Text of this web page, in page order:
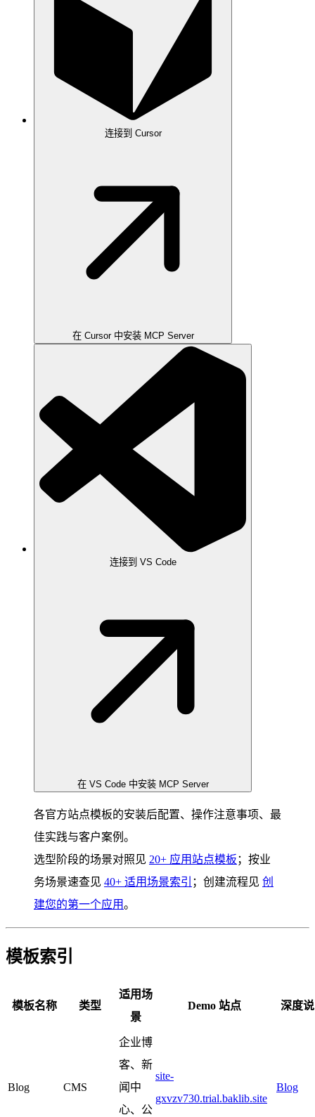
连接到 Cursor
在 Cursor 中安装 MCP Server
连接到 VS Code
在 VS Code 中安装 MCP Server
各官方站点模板的安装后配置、操作注意事项、最
佳实践与客户案例。
选型阶段的场景对照见 20+ 应用站点模板 ；按业
务场景速查见 40+ 适用场景索引 ；创建流程见 创
建您的第一个应用。
模板索引
模板名称 类型
适用场
景
Demo 站点 深度
Blog CMS
企业博
客、新
闻中
心、公
site-
gxvzv730.trial.baklib.site
Blog